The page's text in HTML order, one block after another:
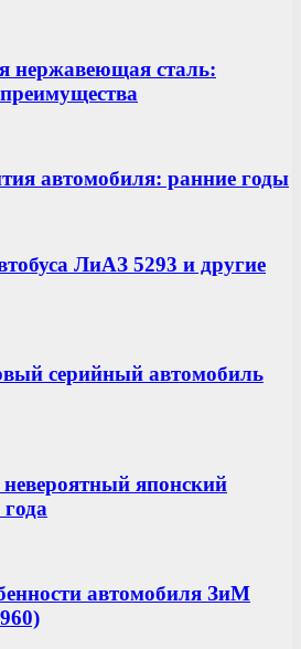
нержавеющая сталь:
автомобиля: ранние годы
ЛиАЗ 5293 и другие
серийный автомобиль
японский
автомобиля ЗиМ